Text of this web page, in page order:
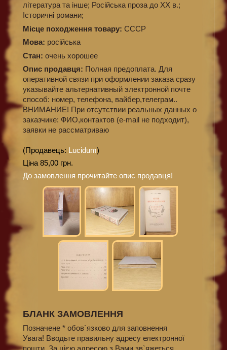
література та інше; Російська проза до XX в.;
Історичні романи;
Місце походження товару: СССР
Мова: російська
Стан: очень хорошее
Опис продавця: Полная предоплата. Для
оперативной связи при оформлении заказа сразу
указывайте альтернативный электронной почте
способ: номер, телефона, вайбер,телеграм..
ВНИМАНИЕ! При отсутствии реальных данных о
заказчике: ФИО,контактов (e-mail не подходит),
заявки не рассматриваю
(Продавець: Lucidum)
Ціна 85,00 грн.
До замовлення прочитайте опис продавця!
БЛАНК ЗАМОВЛЕННЯ
Позначене * обов`язково для заповнення
Увага! Вводьте правильну адресу електронної
пошти. За цією адресою з Вами зв`яжеться